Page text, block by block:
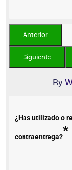
By
¿Has utilizado o
contraentrega?*